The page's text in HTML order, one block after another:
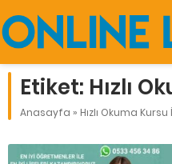
Etiket: Hızlı
Anasayfa » Hızlı Okuma